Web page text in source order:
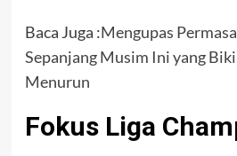
Baca Juga :Mengupas
Sepanjang Musim Ini yang
Menurun
Fokus Liga